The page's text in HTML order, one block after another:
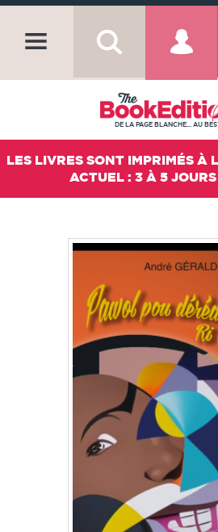
DE LA PAGE BLANCHE... AU
LES LIVRES SONT IMPRIMÉS À
ACTUEL : 3 À 5